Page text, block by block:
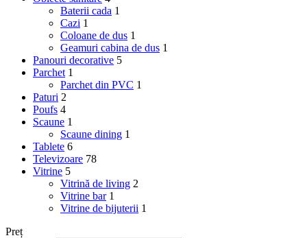
Baterii cada 1
Cazi 1
Coloane de dus 1
Geamuri cabina de dus 1
Panouri decorative 5
Parchet 1
Parchet din PVC 1
Paturi 2
Poufs 4
Scaune 1
Scaune dining 1
Tablete 6
Televizoare 78
Vitrine 5
Vitrină de living 2
Vitrine bar 1
Vitrine de bijuterii 1
Preț